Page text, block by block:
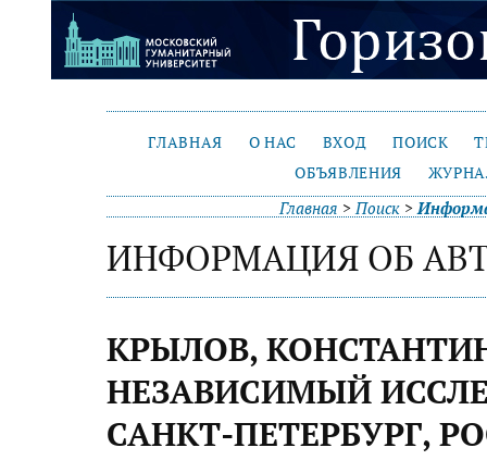
ГЛАВНАЯ О НАС ВХОД ПОИСК
ОБЪЯВЛЕНИЯ
Главная >Поиск >
ИНФОРМАЦИЯ ОБ
КРЫЛОВ,
НЕЗАВИСИМЫЙ
САНКТ-ПЕТЕРБУРГ,